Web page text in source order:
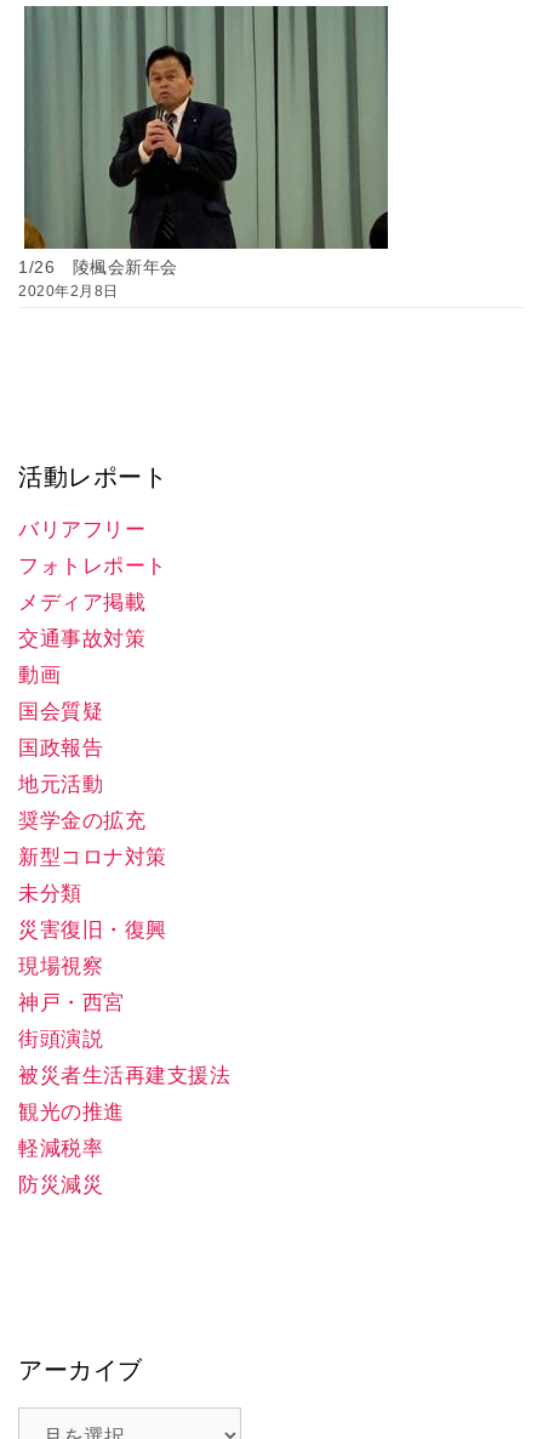
1/26 陵楓会新年会
2020年2月8日
活動レポート
バリアフリー
フォトレポート
メディア掲載
交通事故対策
動画
国会質疑
国政報告
地元活動
奨学金の拡充
新型コロナ対策
未分類
災害復旧・復興
現場視察
神戸・西宮
街頭演説
被災者生活再建支援法
観光の推進
軽減税率
防災減災
アーカイブ